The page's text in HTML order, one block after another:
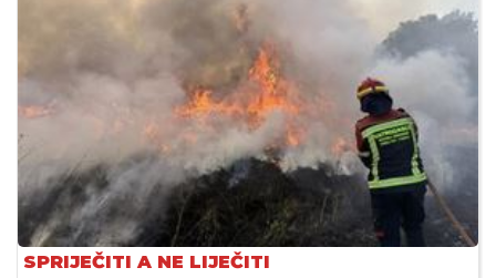
SPRIJEČITI A NE LIJEČITI